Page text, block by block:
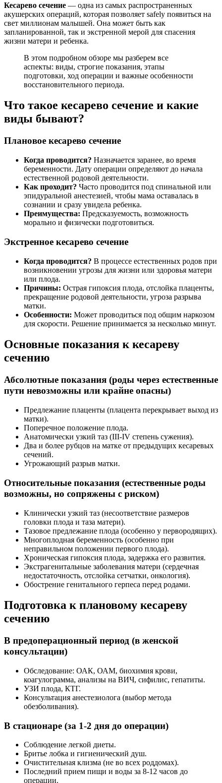
Кесарево сечение — одна из самых распространенных
акушерских операций, которая позволяет safely появиться на
свет миллионам малышей. Она может быть как
запланированной, так и экстренной мерой для спасения
жизни матери и ребенка.
В этом подробном обзоре мы разберем все
аспекты: виды, строгие показания, этапы
подготовки, ход операции и важные особенности
восстановительного периода.
Что такое кесарево сечение и какие
виды бывают?
Плановое кесарево сечение
Когда проводится? Назначается заранее, во время
беременности. Дату операции определяют до начала
естественной родовой деятельности.
Как проходит? Часто проводится под спинальной или
эпидуральной анестезией, чтобы мама оставалась в
сознании и сразу увидела ребенка.
Преимущества: Предсказуемость, возможность
морально и физически подготовиться.
Экстренное кесарево сечение
Когда проводится? В процессе естественных родов при
возникновении угрозы для жизни или здоровья матери
или плода.
Причины: Острая гипоксия плода, отслойка плаценты,
прекращение родовой деятельности, угроза разрыва
матки.
Особенности: Может проводиться под общим наркозом
для скорости. Решение принимается за несколько минут.
Основные показания к кесареву
сечению
Абсолютные показания (роды через естественные
пути невозможны или крайне опасны)
Предлежание плаценты (плацента перекрывает выход из
матки).
Поперечное положение плода.
Анатомически узкий таз (III-IV степень сужения).
Два и более рубцов на матке от предыдущих кесаревых
сечений.
Угрожающий разрыв матки.
Относительные показания (естественные роды
возможны, но сопряжены с риском)
Клинически узкий таз (несоответствие размеров
головки плода и таза матери).
Тазовое предлежание плода (особенно у первородящих).
Многоплодная беременность (особенно при
неправильном положении первого плода).
Хроническая гипоксия плода, задержка его развития.
Экстрагенитальные заболевания матери (сердечная
недостаточность, отслойка сетчатки, онкология).
Обострение генитального герпеса перед родами.
Подготовка к плановому кесареву
сечению
В предоперационный период (в женской
консультации)
Обследование: ОАК, ОАМ, биохимия крови,
коагулограмма, анализы на ВИЧ, сифилис, гепатиты.
УЗИ плода, КТГ.
Консультация анестезиолога (выбор метода
обезболивания).
В стационаре (за 1-2 дня до операции)
Соблюдение легкой диеты.
Бритье лобка и гигиенический душ.
Очистительная клизма (не во всех роддомах).
Последний прием пищи и воды за 8-12 часов до
операции.